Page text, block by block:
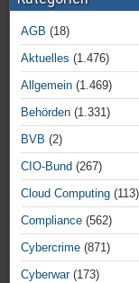
AGB (18)
Aktuelles (1.476)
Allgemein (1.469)
Behörden (1.331)
BVB (2)
CIO-Bund (267)
Cloud Computing (113)
Compliance (562)
Cybercrime (871)
Cyberwar(173)